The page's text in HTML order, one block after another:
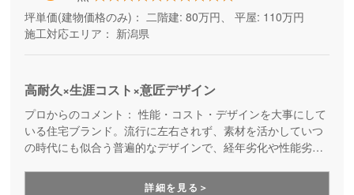
坪単価(建物価格のみ)： 二階建: 80万円、 平屋: 110万円
施工対応エリア： 新潟県
高耐久×生涯コスト×意匠デザイン
プロからのコメント： 性能・コスト・デザインを大事にして
いる住宅ブランド。流行に左右されず、素材を活かしていつ
の時代にも似合う普遍的なデザインで、経年劣化や性能劣化
提案しています。アフターフォローもしっかりしているので
詳細を見る＞